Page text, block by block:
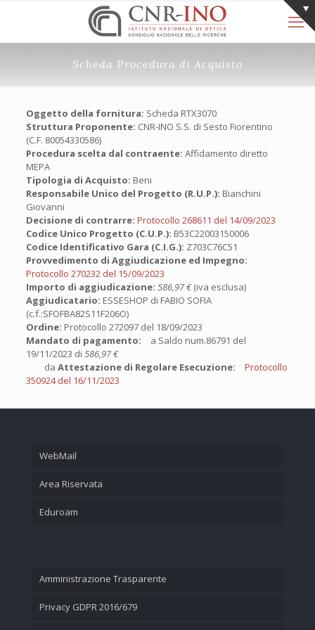
Scheda Procedura di Acquisto
Oggetto della fornitura: Scheda RTX3070
Struttura Proponente: CNR-INO S.S. di Sesto Fiorentino
(C.F. 80054330586)
Procedura scelta dal contraente: Affidamento diretto
MEPA
Tipologia di Acquisto: Beni
Responsabile Unico del Progetto (R.U.P.): Bianchini
Giovanni
Decisione di contrarre: Protocollo 268611 del 14/09/2023
Codice Unico Progetto (C.U.P.): B53C22003150006
Codice Identificativo Gara (C.I.G.): Z703C76C51
Provvedimento di Aggiudicazione ed Impegno:
Protocollo 270232 del 15/09/2023
Importo di aggiudicazione: 586,97 €(iva esclusa)
Aggiudicatario: ESSESHOP di FABIO SOFIA
(c.f.:SFOFBA82S11F206O)
Ordine: Protocollo 272097 del 18/09/2023
Mandato di pagamento: a Saldo num.86791 del
19/11/2023 di 586,97 €
da Attestazione di Regolare Esecuzione:
Protocollo
350924 del 16/11/2023
WebMail
Area Riservata
Eduroam
Amministrazione Trasparente
Privacy GDPR 2016/679